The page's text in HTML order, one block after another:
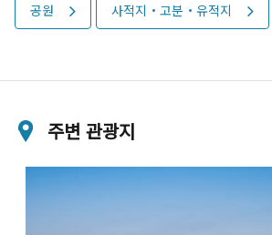
공원 사적지・고분・유적지
주변 관광지